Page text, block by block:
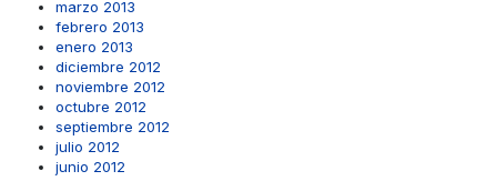
marzo 2013
febrero 2013
enero 2013
diciembre 2012
noviembre 2012
octubre 2012
septiembre 2012
julio 2012
junio 2012